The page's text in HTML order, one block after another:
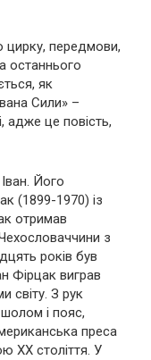
цирку, передмови,
останнього
як
Сили» –
адже це повість,
Його
(1899-1970) із
отримав
з
років був
Фірцак виграв
світу. З рук
і пояс,
преса
XX століття. У